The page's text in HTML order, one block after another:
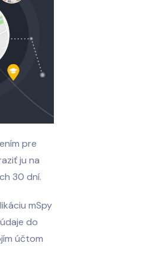
pre
ju na
30 dní.
mSpy
do
účtom